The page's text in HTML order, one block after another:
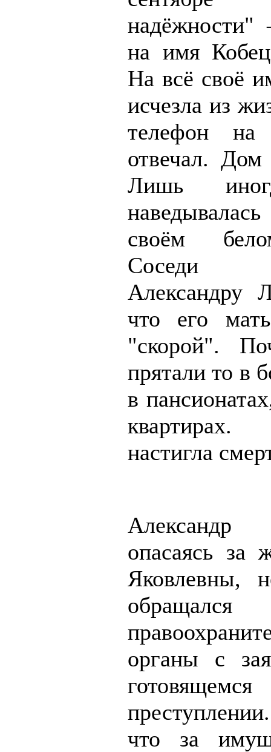
надёжности"
на имя
На всё своё
исчезла из
телефон
отвечал. Дом
Лишь
своём
Соседи
Александру
что его
"скорой".
прятали то в
в
настигла
Александр
опасаясь за
Яковлевны,
органы с
готовящемся
что за